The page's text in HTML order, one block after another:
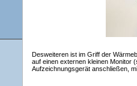
Desweiteren ist im Griff der
auf einen externen kleinen Monitor
Aufzeichnungsgerät anschließen,